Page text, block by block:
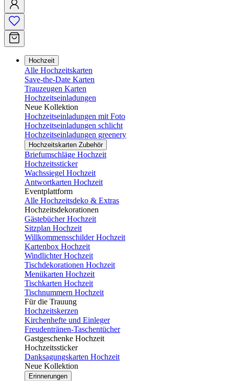
Hochzeit
Alle Hochzeitskarten
Save-the-Date Karten
Trauzeugen Karten
Hochzeitseinladungen
Neue Kollektion
Hochzeitseinladungen mit Foto
Hochzeitseinladungen schlicht
Hochzeitseinladungen greenery
Hochzeitskarten Zubehör
Briefumschläge Hochzeit
Hochzeitssticker
Wachssiegel Hochzeit
Antwortkarten Hochzeit
Eventplattform
Alle Hochzeitsdeko & Extras
Hochzeitsdekorationen
Gästebücher Hochzeit
Sitzplan Hochzeit
Willkommensschilder Hochzeit
Kartenbox Hochzeit
Windlichter Hochzeit
Tischdekorationen Hochzeit
Menükarten Hochzeit
Tischkarten Hochzeit
Tischnummern Hochzeit
Für die Trauung
Hochzeitskerzen
Kirchenhefte und Einleger
Freudentränen-Taschentücher
Gastgeschenke Hochzeit
Hochzeitssticker
Danksagungskarten Hochzeit
Neue Kollektion
Erinnerungen